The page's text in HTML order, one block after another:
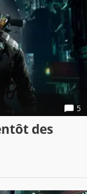
5
des